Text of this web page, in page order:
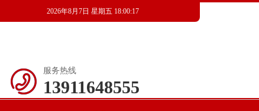
2026年8月7日 星期五 18:00:18
服务热线
13911648555